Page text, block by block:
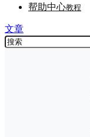
帮助中心教程
文章